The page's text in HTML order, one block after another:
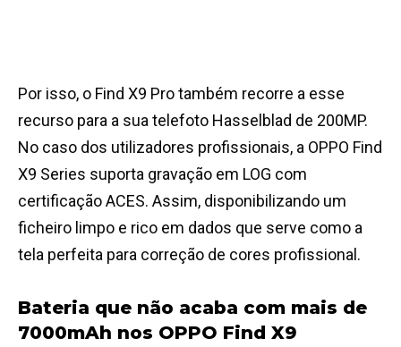
Por isso, o Find X9 Pro também recorre a esse
recurso para a sua telefoto Hasselblad de 200MP.
No caso dos utilizadores profissionais, a OPPO Find
X9 Series suporta gravação em LOG com
certificação ACES. Assim, disponibilizando um
ficheiro limpo e rico em dados que serve como a
tela perfeita para correção de cores profissional.
Bateria que não acaba com mais de
7000mAh nos OPPO Find X9